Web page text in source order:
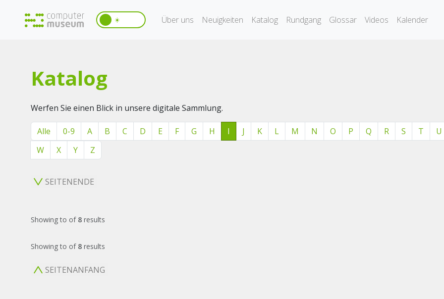
☀️ Über uns Neuigkeiten Katalog Rundgang Glossar Videos Kalender
Katalog
Werfen Sie einen Blick in unsere digitale Sammlung.
Alle 0-9 A B C D E F G H I J K L M N O P Q R S T U
W
X Y Z
SEITENENDE
Showingto of 8 results
Showingto of 8 results
SEITENANFANG